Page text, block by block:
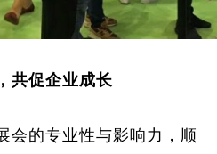
共促企业成长
会的专业性与影响力，顺